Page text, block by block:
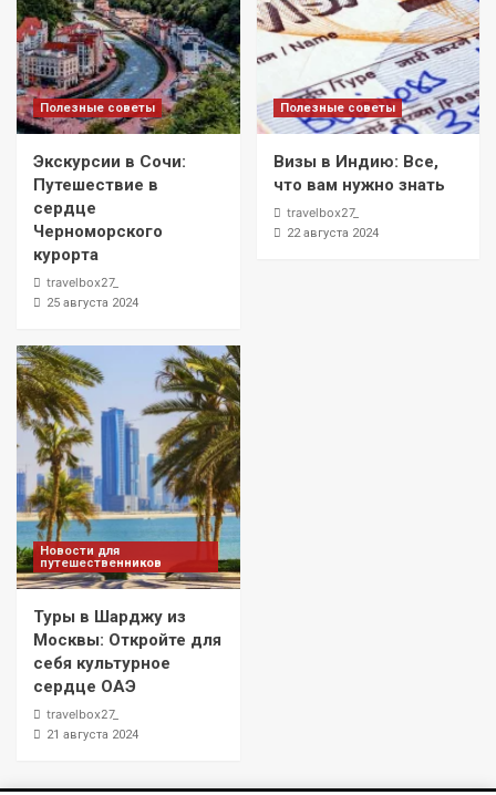
Полезные советы
Экскурсии в Сочи:
Путешествие в
сердце
Черноморского
курорта
travelbox27_
25 августа 2024
Полезные советы
Визы в Индию: Все,
что вам нужно знать
travelbox27_
22 августа 2024
Новости для
путешественников
Туры в Шарджу из
Москвы: Откройте для
себя культурное
сердце ОАЭ
travelbox27_
21 августа 2024